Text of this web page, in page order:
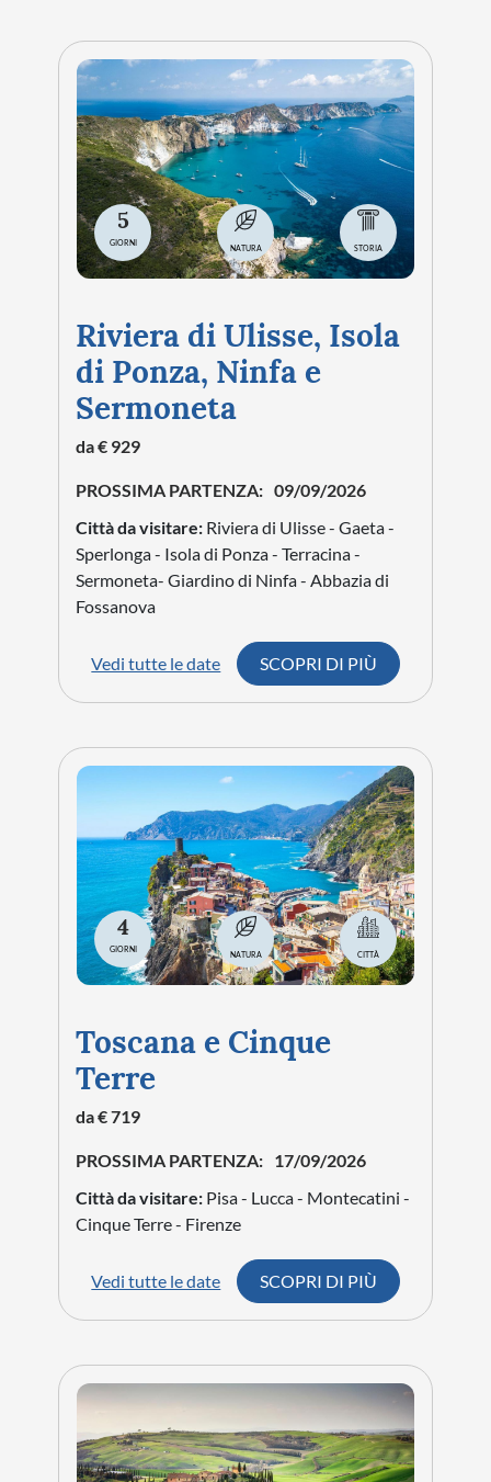
Grazie alla sua posizione privilegiata, Tuscania
rappresenta una tappa ideale per visitare
Tarquinia, Civita di Bagnoregio, Viterbo, il Lago
di Bolsena e le altre meraviglie della Tuscia.
I nostri viaggi di gruppo a Tuscania offrono
itinerari studiati per farti vivere questa
splendida destinazione in modo autentico e
coinvolgente, con servizi di qualità,
accompagnatori esperti e tutto il comfort di un
Info utili per i viaggi a
Tuscania
Perché visitare Tuscania
Tuscania è una destinazione ideale per chi ama i
borghi storici, l'archeologia e l'arte romanica. È
perfetta per vivere un viaggio tra monumenti
millenari, paesaggi rurali e tradizioni autentiche.
Cosa vedere a Tuscania
Basilica di San Pietro
Il simbolo della città, magnifico esempio di
architettura romanica situato su una collina
panoramica che domina Tuscania.
Basilica di Santa Maria
Maggiore
decorazione della facciata e gli eleganti interni.
Centro Storico
Un affascinante intreccio di vicoli, piazze, torri
medievali e palazzi in pietra che conservano il
Mura Medievali
Possenti fortificazioni che circondano gran
parte del borgo e testimoniano il suo
Necropoli Etrusche
Importanti aree archeologiche che conservano
tombe monumentali della civiltà etrusca.